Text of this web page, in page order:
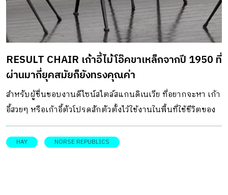
RESULT CHAIR เก้าอี้ไม้โอ๊คขาเหล็กจากปี 1950 ที่
ผ่านมากี่ยุคสมัยก็ยังทรงคุณค่า
สำหรับผู้ชื่นชอบงานดีไซน์สไตล์สแกนดิเนเวีย ที่อยากจะหา เก้า
อี้สวยๆ หรือเก้าอี้ตัวโปรดสักตัวตั้งไว้ใช้งานในพื้นที่ใช้ชีวิตของ
คุณ เก้าอี้ไม้โอ๊คขาเหล็กจากปี 1950 ตัวนี้ควรติดอยู่ในลิสต์นั้น
ด้วย!HAY NORSE REPUBLICS